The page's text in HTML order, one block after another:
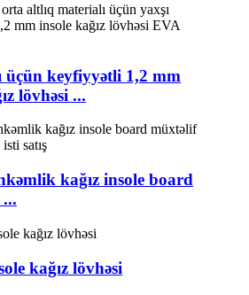
üçün keyfiyyətli 1,2 mm
lövhəsi ...
kağız insole board
...
kağız lövhəsi